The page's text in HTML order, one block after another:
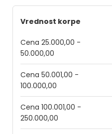
Vrednost korpe
Cena 25.000,00 -
50.000,00
Cena 50.001,00 -
100.000,00
Cena 100.001,00 -
250.000,00